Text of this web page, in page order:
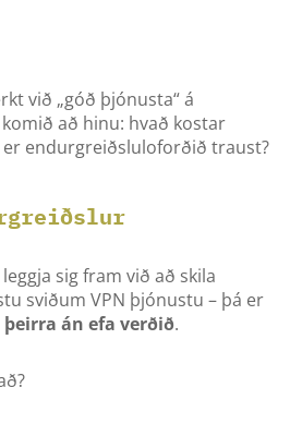
við „góð þjónusta“ á
að hinu: hvað kostar
er endurgreiðsluloforðið traust?
sig fram við að skila
sviðum VPN þjónustu – þá er
án efa verðið.